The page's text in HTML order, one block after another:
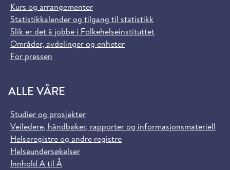
Kurs og arrangementer
Statistikkalender og tilgang til statistikk
Slik er det å jobbe i Folkehelseinstituttet
Områder, avdelinger og enheter
For pressen
ALLE VÅRE
Studier og prosjekter
Veiledere, håndbøker, rapporter og informasjonsmateriell
Helseregistre og andre registre
Helseundersøkelser
Innhold A til Å